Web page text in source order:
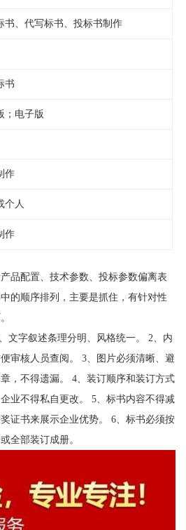
书、代写标书、投标书制作
书
；电子版
作
个人
作
品配置、技术参数、投标参数偏离表
的顺序排列，主要是抓住，有针对性
文字叙述条理分明、风格统一。 2、内
审核人员查阅。 3、图片必须清晰、避
，不得遗漏。 4、装订顺序和装订方式
业不得私自更改。 5、标书内容不得减
证书来展示企业优势。 6、标书必须按
全部装订成册。